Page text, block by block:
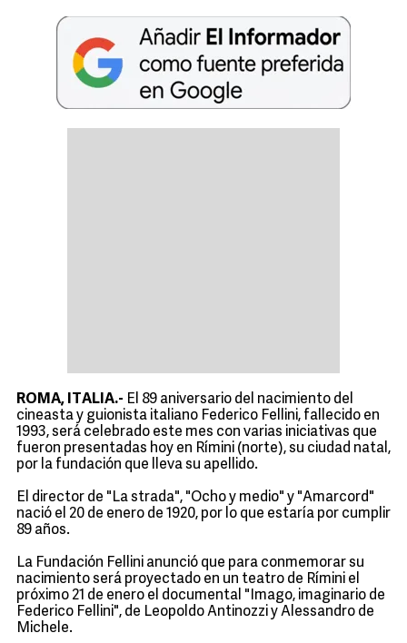
ROMA, ITALIA.- El 89 aniversario del nacimiento del
cineasta y guionista italiano Federico Fellini, fallecido en
1993, será celebrado este mes con varias iniciativas que
fueron presentadas hoy en Rímini (norte), su ciudad natal,
por la fundación que lleva su apellido.
El director de "La strada", "Ocho y medio" y "Amarcord"
nació el 20 de enero de 1920, por lo que estaría por cumplir
89 años.
La Fundación Fellini anunció que para conmemorar su
nacimiento será proyectado en un teatro de Rímini el
próximo 21 de enero el documental "Imago, imaginario de
Federico Fellini", de Leopoldo Antinozzi y Alessandro de
Michele.